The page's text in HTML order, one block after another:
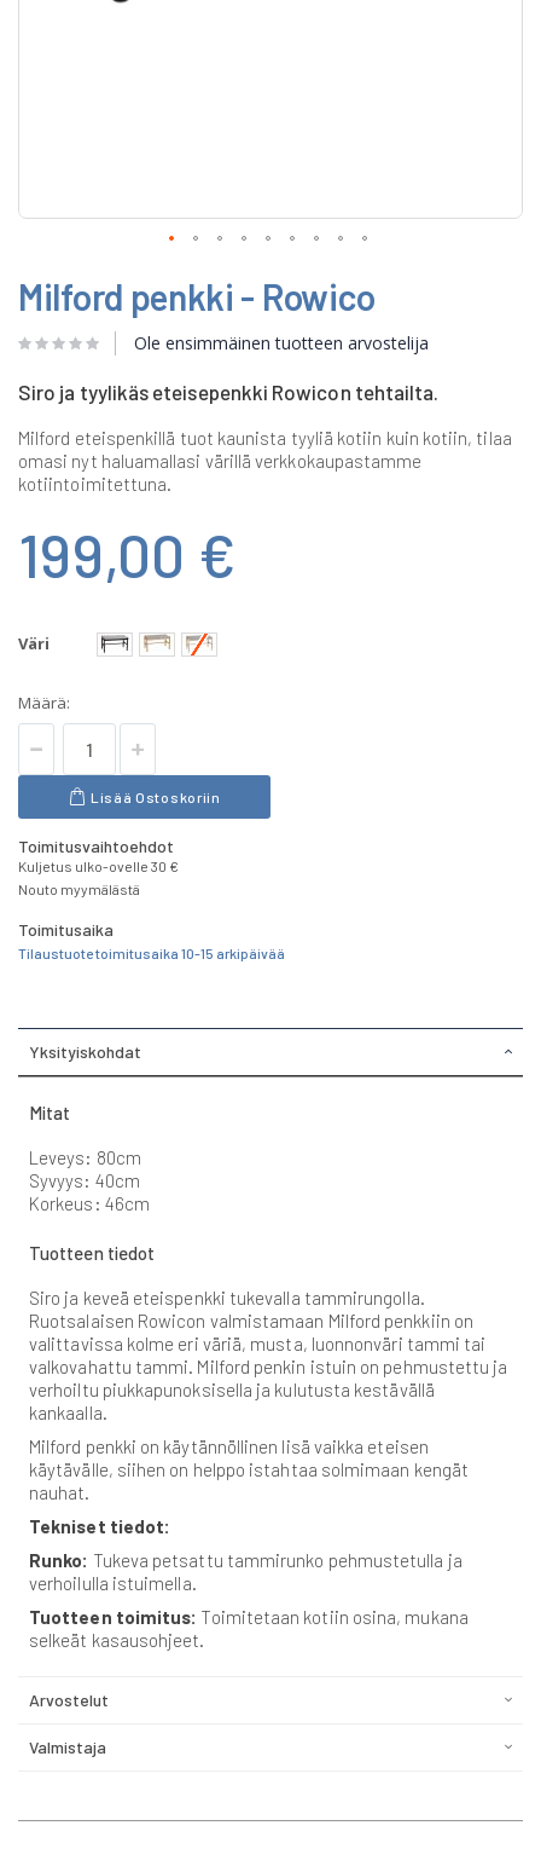
to
the
beginning
of
images
Milford penkki - Rowico
Ole ensimmäinen tuotteen arvostelija
Siro ja tyylikäs eteisepenkki Rowicon tehtailta.
Milford eteispenkillä tuot kaunista tyyliä kotiin kuin kotiin, tilaa
omasi nyt haluamallasi värillä verkkokaupastamme
kotiintoimitettuna.
199,00 €
Väri
Määrä:
Lisää Ostoskoriin
Toimitusvaihtoehdot
Kuljetus ulko-ovelle 30 €
Nouto myymälästä
Toimitusaika
Tilaustuote toimitusaika 10-15 arkipäivää
Yksityiskohdat
Mitat
Leveys: 80cm
Syvyys: 40cm
Korkeus: 46cm
Tuotteen tiedot
Siro ja keveä eteispenkki tukevalla tammirungolla.
Ruotsalaisen Rowicon valmistamaan Milford penkkiin on
valittavissa kolme eri väriä, musta, luonnonväri tammi tai
valkovahattu tammi. Milford penkin istuin on pehmustettu ja
verhoiltu piukkapunoksisella ja kulutusta kestävällä
kankaalla.
Milford penkki on käytännöllinen lisä vaikka eteisen
käytävälle, siihen on helppo istahtaa solmimaan kengät
nauhat.
Tekniset tiedot:
Runko: Tukeva petsattu tammirunko pehmustetulla ja
verhoilulla istuimella.
Tuotteen toimitus: Toimitetaan kotiin osina, mukana
selkeät kasausohjeet.
Arvostelut
Valmistaja